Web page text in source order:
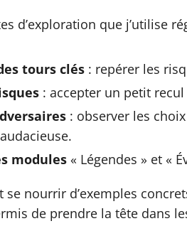
d’exploration que j’utilise
tours clés : repérer les
: accepter un petit
: observer les
modules « Légendes » et «
se nourrir d’exemples
de prendre la tête dans